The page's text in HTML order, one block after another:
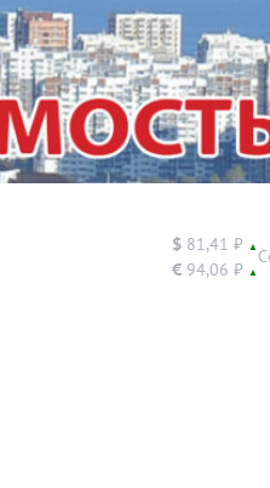
$ 81,41 ₽ ▲
€ 94,06 ₽ ▲